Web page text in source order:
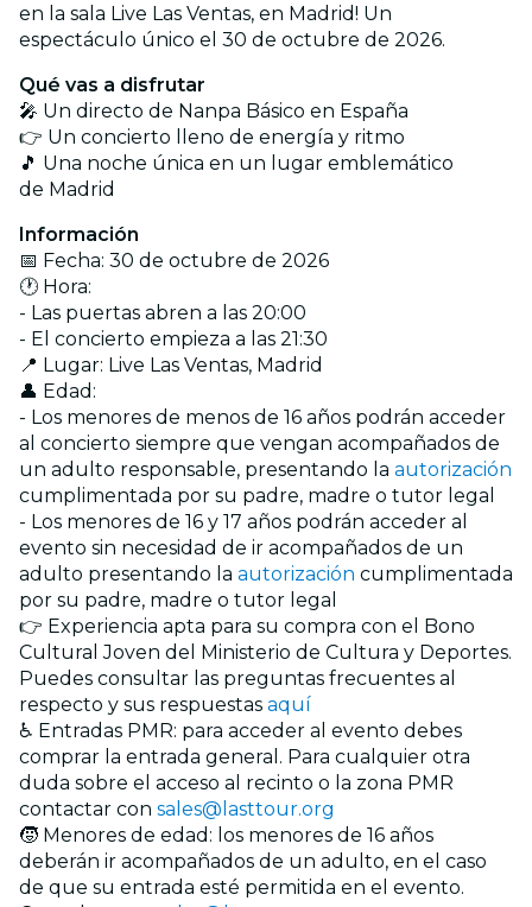
en la sala Live Las Ventas, en Madrid! Un
espectáculo único el 30 de octubre de 2026.
Qué vas a disfrutar
🎤 Un directo de Nanpa Básico en España
👉 Un concierto lleno de energía y ritmo
🎵 Una noche única en un lugar emblemático
de Madrid
Información
📅 Fecha: 30 de octubre de 2026
🕐 Hora:
- Las puertas abren a las 20:00
- El concierto empieza a las 21:30
📍 Lugar: Live Las Ventas, Madrid
👤 Edad:
- Los menores de menos de 16 años podrán acceder
al concierto siempre que vengan acompañados de
un adulto responsable, presentando la autorización
cumplimentada por su padre, madre o tutor legal
- Los menores de 16 y 17 años podrán acceder al
evento sin necesidad de ir acompañados de un
adulto presentando la autorización cumplimentada
por su padre, madre o tutor legal
👉 Experiencia apta para su compra con el Bono
Cultural Joven del Ministerio de Cultura y Deportes.
Puedes consultar las preguntas frecuentes al
respecto y sus respuestas aquí
♿ Entradas PMR: para acceder al evento debes
comprar la entrada general. Para cualquier otra
duda sobre el acceso al recinto o la zona PMR
contactar con sales@lasttour.org
🧒 Menores de edad: los menores de 16 años
deberán ir acompañados de un adulto, en el caso
de que su entrada esté permitida en el evento.